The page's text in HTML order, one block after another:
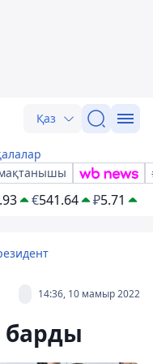
Қаз
€541.64 ₽5.71
14:36, 10 мамыр 2022
барды